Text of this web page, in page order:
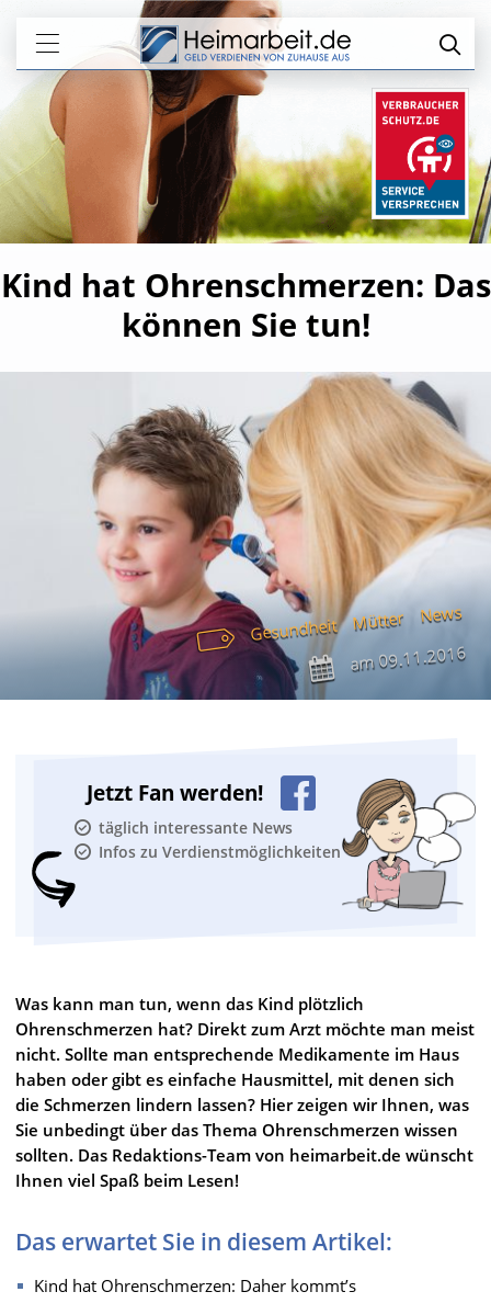
Kind hat Ohrenschmerzen: Das
können Sie tun!
Gesundheit Mütter News
am09.11.2016
Jetzt Fan werden!
täglich interessante News
Infos zu Verdienstmöglichkeiten
Was kann man tun, wenn das Kind plötzlich
Ohrenschmerzen hat? Direkt zum Arzt möchte man meist
nicht. Sollte man entsprechende Medikamente im Haus
haben oder gibt es einfache Hausmittel, mit denen sich
die Schmerzen lindern lassen? Hier zeigen wir Ihnen, was
Sie unbedingt über das Thema Ohrenschmerzen wissen
sollten. Das Redaktions-Team von heimarbeit.de wünscht
Ihnen viel Spaß beim Lesen!
Das erwartet Sie in diesem Artikel:
Kind hat Ohrenschmerzen: Daher kommt’s